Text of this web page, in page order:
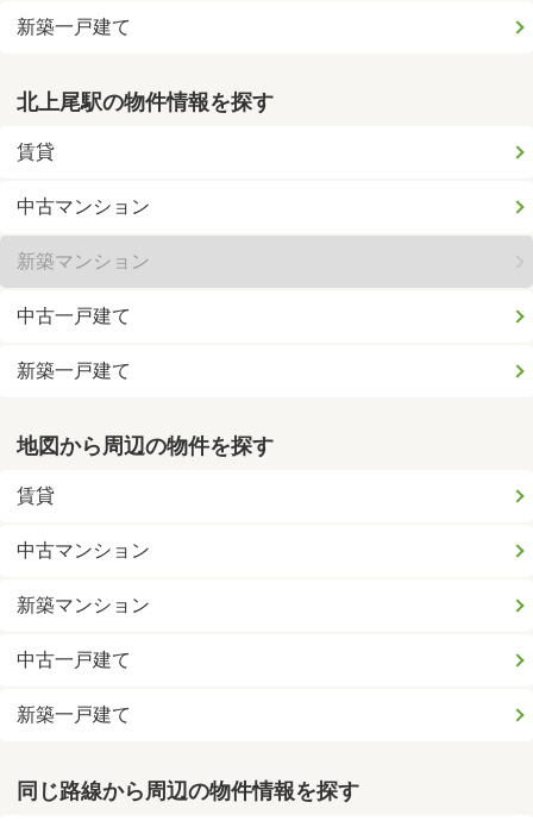
新築一戸建て
北上尾駅の物件情報を探す
賃貸
中古マンション
新築マンション
中古一戸建て
新築一戸建て
地図から周辺の物件を探す
賃貸
中古マンション
新築マンション
中古一戸建て
新築一戸建て
同じ路線から周辺の物件情報を探す